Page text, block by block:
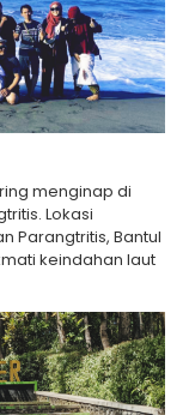
menginap di
Lokasi
Parangtritis, Bantul
keindahan laut